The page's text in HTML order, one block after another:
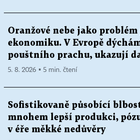
Oranžové nebe jako
ekonomiku. V Evropě
pouštního prachu, ukazují
5. 8. 2026 ▪ 5 min. čtení
Sofistikovaně působící
mnohem lepší produkci,
v éře měkké nedůvěry